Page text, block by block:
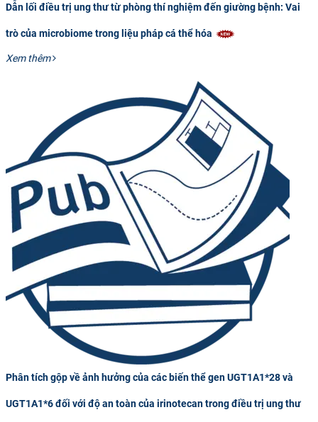
Dẫn lối điều trị ung thư từ phòng thí nghiệm đến giường bệnh: Vai
trò của microbiome trong liệu pháp cá thể hóa
Xem thêm
Phân tích gộp về ảnh hưởng của các biến thể gen UGT1A1*28 và
UGT1A1*6 đối với độ an toàn của irinotecan trong điều trị ung thư